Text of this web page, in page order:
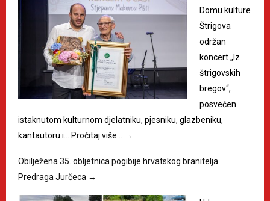
Domu kulture
Štrigova
održan
koncert „Iz
štrigovskih
bregov“,
posvećen
istaknutom kulturnom djelatniku, pjesniku, glazbeniku,
kantautoru i…
Pročitaj više… →
Obilježena 35. obljetnica pogibije hrvatskog branitelja
Predraga Jurčeca →